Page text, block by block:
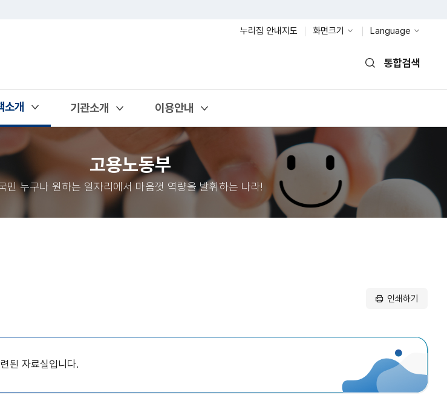
누리집 안내지도
화면크기 Language
통합검색
소개 기관소개
열기
이용안내
열기
고용노동부
민 누구나 원하는 일자리에서 마음껏 역량을 발휘하는 나라!
인쇄하기
된 자료실입니다.